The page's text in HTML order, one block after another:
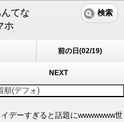
てな
ホ
検索
前の日(02/19)
NEXT
順(デフォ)
デーすぎると話題にwwwwwww世